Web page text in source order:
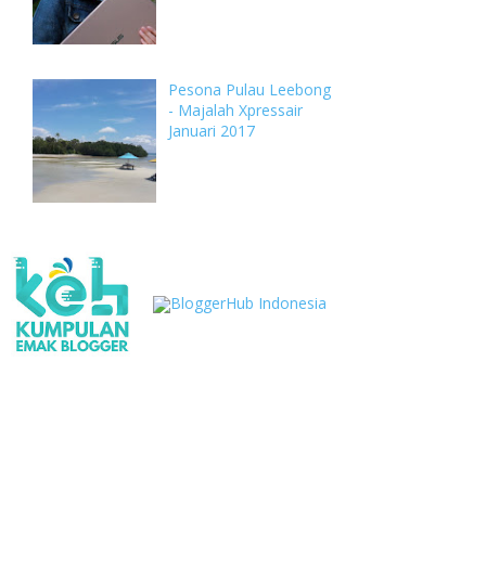
Pesona Pulau Leebong
- Majalah Xpressair
Januari 2017